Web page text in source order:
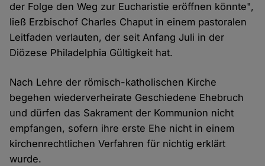
der Folge den Weg zur Eucharistie eröffnen könnte",
ließ Erzbischof Charles Chaput in einem pastoralen
Leitfaden verlauten, der seit Anfang Juli in der
Diözese Philadelphia Gültigkeit hat.
Nach Lehre der römisch-katholischen Kirche
begehen wiederverheirate Geschiedene Ehebruch
und dürfen das Sakrament der Kommunion nicht
empfangen, sofern ihre erste Ehe nicht in einem
kirchenrechtlichen Verfahren für nichtig erklärt
wurde.